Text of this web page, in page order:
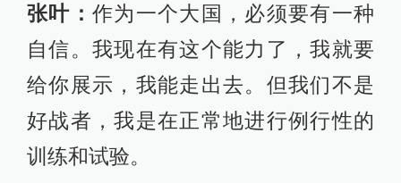
张叶： 作为一个大国，必须要有一种
自信。我现在有这个能力了，我就要
给你展示，我能走出去。但我们不是
好战者，我是在正常地进行例行性的
训练和试验。